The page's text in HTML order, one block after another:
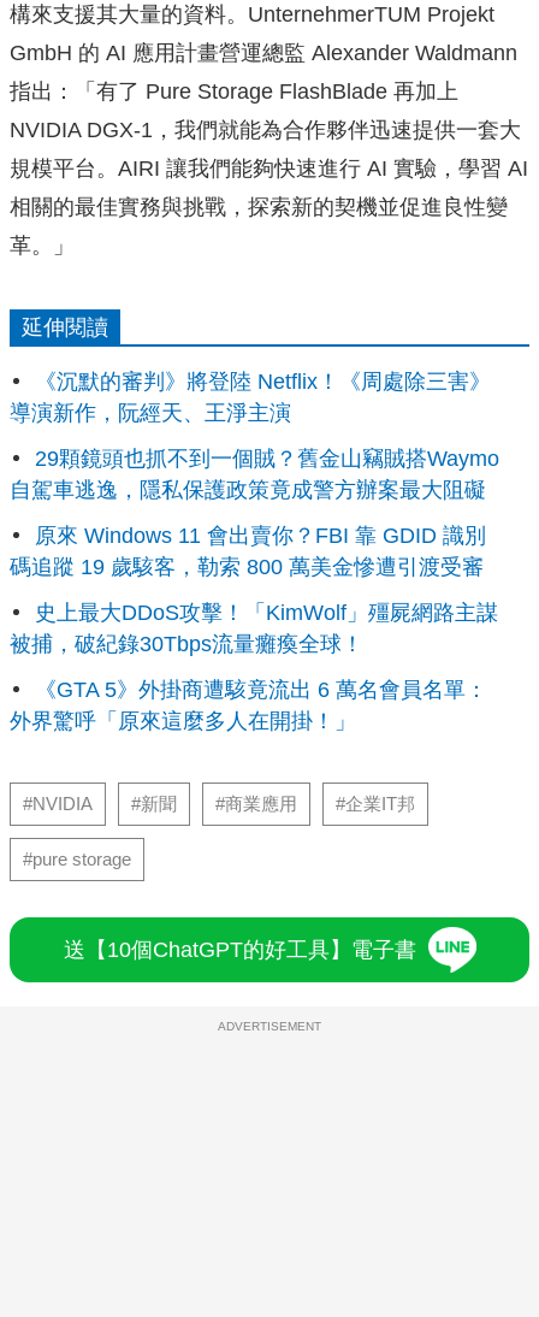
構來支援其大量的資料。UnternehmerTUM Projekt
GmbH 的 AI 應用計畫營運總監 Alexander Waldmann
指出：「有了 Pure Storage FlashBlade 再加上
NVIDIA DGX-1，我們就能為合作夥伴迅速提供一套大
規模平台。AIRI 讓我們能夠快速進行 AI 實驗，學習 AI
相關的最佳實務與挑戰，探索新的契機並促進良性變
革。」
延伸閱讀
《沉默的審判》將登陸 Netflix！《周處除三害》
導演新作，阮經天、王淨主演
29顆鏡頭也抓不到一個賊？舊金山竊賊搭Waymo
自駕車逃逸，隱私保護政策竟成警方辦案最大阻礙
原來 Windows 11 會出賣你？FBI 靠 GDID 識別
碼追蹤 19 歲駭客，勒索 800 萬美金慘遭引渡受審
史上最大DDoS攻擊！「KimWolf」殭屍網路主謀
被捕，破紀錄30Tbps流量癱瘓全球！
《GTA 5》外掛商遭駭竟流出 6 萬名會員名單：
外界驚呼「原來這麼多人在開掛！」
#NVIDIA #新聞 #商業應用 #企業IT邦
#pure storage
送【10個ChatGPT的好工具】電子書
ADVERTISEMENT